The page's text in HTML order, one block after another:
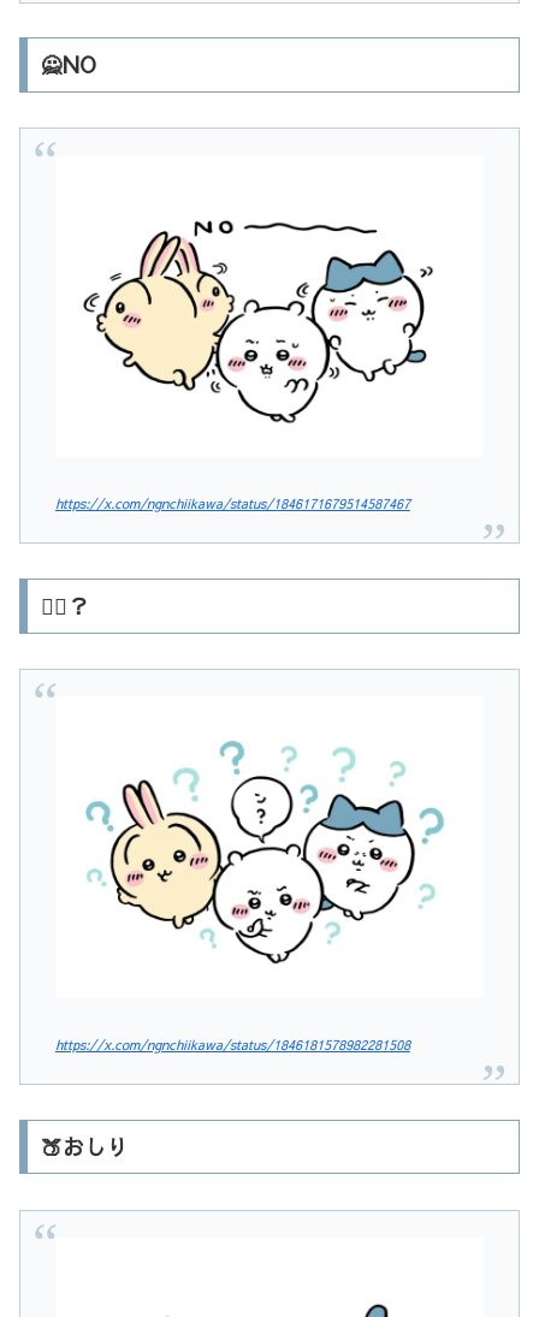
🙅NO
https://x.com/ngnchiikawa/status/1846171679514587467
💁‍♂️？
https://x.com/ngnchiikawa/status/1846181578982281508
🍑おしり